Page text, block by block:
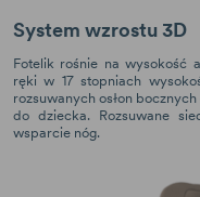
System wzrostu 3D
Fotelik rośnie na wysokość
ręki w 17 stopniach
rozsuwanych osłon
do dziecka. Rozsuwane
wsparcie nóg.